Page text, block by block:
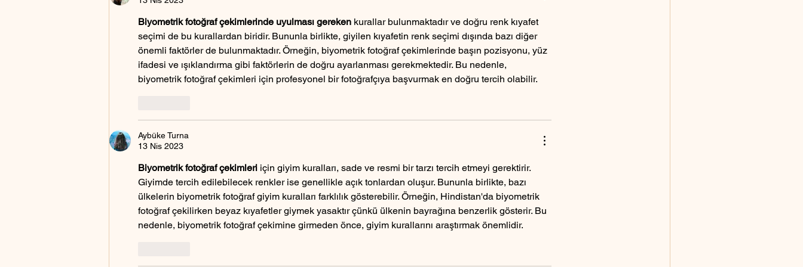
Biyometrik fotoğraf çekimlerinde uyulması gereken kurallar bulunmaktadır ve doğru renk kıyafet
seçimi de bu kurallardan biridir. Bununla birlikte, giyilen kıyafetin renk seçimi dışında bazı diğer
önemli faktörler de bulunmaktadır. Örneğin, biyometrik fotoğraf çekimlerinde başın pozisyonu, yüz
ifadesi ve ışıklandırma gibi faktörlerin de doğru ayarlanması gerekmektedir. Bu nedenle,
biyometrik fotoğraf çekimleri için profesyonel bir fotoğrafçıya başvurmak en doğru tercih olabilir.
Aybüke Turna
13 Nis 2023
Biyometrik fotoğraf çekimleri için giyim kuralları, sade ve resmi bir tarzı tercih etmeyi gerektirir.
Giyimde tercih edilebilecek renkler ise genellikle açık tonlardan oluşur. Bununla birlikte, bazı
ülkelerin biyometrik fotoğraf giyim kuralları farklılık gösterebilir. Örneğin, Hindistan'da biyometrik
fotoğraf çekilirken beyaz kıyafetler giymek yasaktır çünkü ülkenin bayrağına benzerlik gösterir. Bu
nedenle, biyometrik fotoğraf çekimine girmeden önce, giyim kurallarını araştırmak önemlidir.